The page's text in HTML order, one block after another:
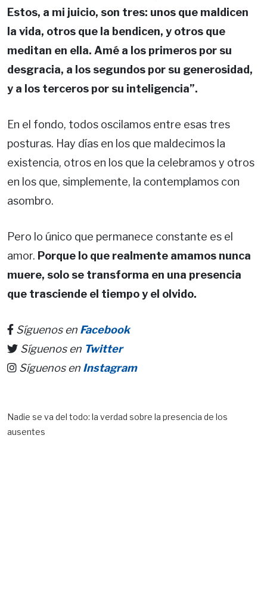
Estos, a mi juicio, son tres: unos que maldicen
la vida, otros que la bendicen, y otros que
meditan en ella. Amé a los primeros por su
desgracia, a los segundos por su generosidad,
y a los terceros por su inteligencia”.
En el fondo, todos oscilamos entre esas tres
posturas. Hay días en los que maldecimos la
existencia, otros en los que la celebramos y otros
en los que, simplemente, la contemplamos con
asombro.
Pero lo único que permanece constante es el
amor. Porque lo que realmente amamos nunca
muere, solo se transforma en una presencia
que trasciende el tiempo y el olvido.
Síguenos en Facebook
Síguenos en Twitter
Síguenos en Instagram
Nadie se va del todo: la verdad sobre la presencia de los
ausentes